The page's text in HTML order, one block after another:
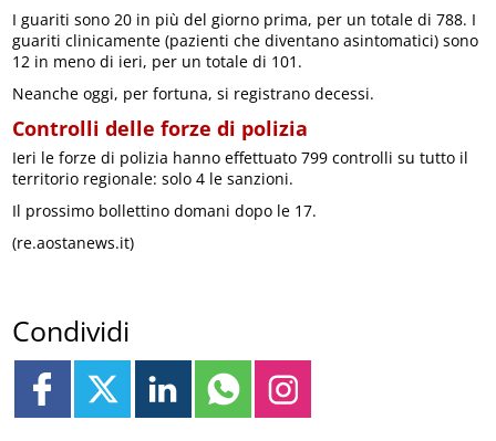
I guariti sono 20 in più del giorno prima, per un totale di 788. I
guariti clinicamente (pazienti che diventano asintomatici) sono
12 in meno di ieri, per un totale di 101.
Neanche oggi, per fortuna, si registrano decessi.
Controlli delle forze di polizia
Ieri le forze di polizia hanno effettuato 799 controlli su tutto il
territorio regionale: solo 4 le sanzioni.
Il prossimo bollettino domani dopo le 17.
(re.aostanews.it)
Condividi